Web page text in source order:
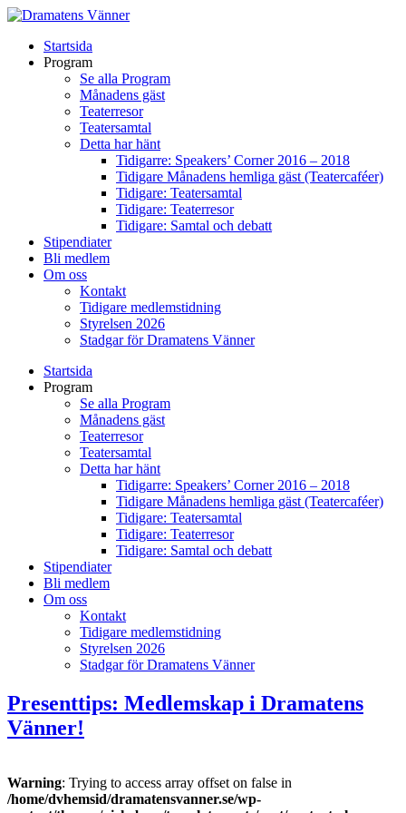
Startsida
Program
Se alla Program
Månadens gäst
Teaterresor
Teatersamtal
Detta har hänt
Tidigarre: Speakers’ Corner 2016 – 2018
Tidigare Månadens hemliga gäst (Teatercaféer)
Tidigare: Teatersamtal
Tidigare: Teaterresor
Tidigare: Samtal och debatt
Stipendiater
Bli medlem
Om oss
Kontakt
Tidigare medlemstidning
Styrelsen 2026
Stadgar för Dramatens Vänner
Startsida
Program
Se alla Program
Månadens gäst
Teaterresor
Teatersamtal
Detta har hänt
Tidigarre: Speakers’ Corner 2016 – 2018
Tidigare Månadens hemliga gäst (Teatercaféer)
Tidigare: Teatersamtal
Tidigare: Teaterresor
Tidigare: Samtal och debatt
Stipendiater
Bli medlem
Om oss
Kontakt
Tidigare medlemstidning
Styrelsen 2026
Stadgar för Dramatens Vänner
Presenttips: Medlemskap i Dramatens
Vänner!
Warning: Trying to access array offset on false in
/home/dvhemsid/dramatensvanner.se/wp-